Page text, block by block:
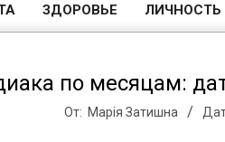
а
н
ЗДОРОВЬЕ ЛИЧНОСТЬ
по месяцам:
От: Марія Затишна